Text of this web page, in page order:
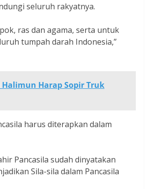
seluruh rakyatnya.
ras dan agama, serta untuk
tumpah darah Indonesia,”
Harap Sopir Truk
harus diterapkan dalam
Pancasila sudah dinyatakan
Sila-sila dalam Pancasila